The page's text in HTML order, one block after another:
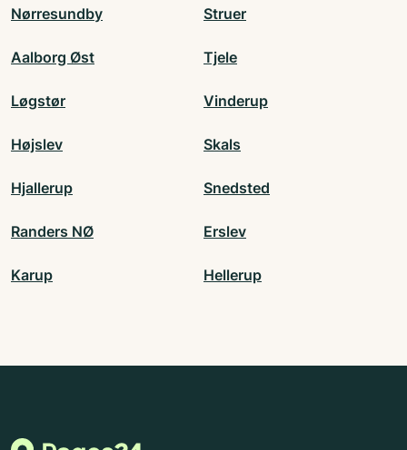
Nørresundby Struer
Aalborg Øst Tjele
Løgstør Vinderup
Højslev Skals
Hjallerup Snedsted
Randers NØ Erslev
Karup Hellerup